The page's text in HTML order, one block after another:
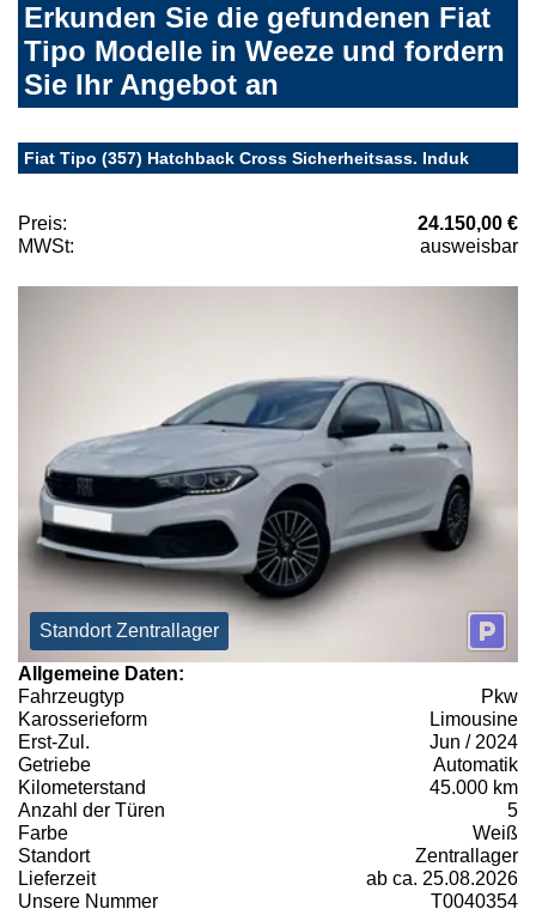
Erkunden Sie die gefundenen Fiat
Tipo Modelle in Weeze und fordern
Sie Ihr Angebot an
Fiat Tipo (357) Hatchback Cross Sicherheitsass. Induk
Preis:
24.150,00 €
MWSt:
ausweisbar
Standort Zentrallager
Allgemeine Daten:
Fahrzeugtyp
Pkw
Karosserieform
Limousine
Erst-Zul.
Jun / 2024
Getriebe
Automatik
Kilometerstand
45.000 km
Anzahl der Türen
5
Farbe
Weiß
Standort
Zentrallager
Lieferzeit
ab ca. 25.08.2026
Unsere Nummer
T0040354